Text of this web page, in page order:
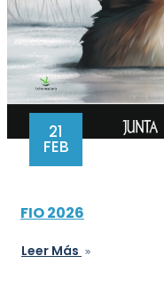
21
FEB
FIO 2026
Leer Más